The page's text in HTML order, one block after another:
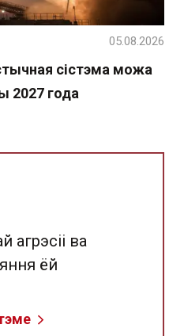
сістэма можа
2027 года
05.08.2026
агрэсіі ва
ёй